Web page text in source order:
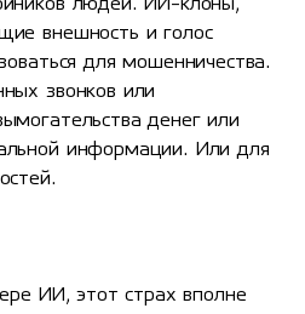
людей. ИИ-клоны,
внешность и голос
для мошенничества.
звонков или
денег или
информации. Или для
ИИ, этот страх вполне